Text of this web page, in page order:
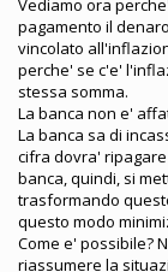
pagamento il
vincolato
perche' se c'e'
stessa somma.
La banca non e'
La banca sa di
cifra dovra'
banca, quindi, si
trasformando
questo modo
Come e' possibile?
riassumere la